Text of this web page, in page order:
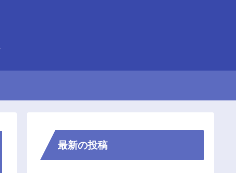
最新の投稿